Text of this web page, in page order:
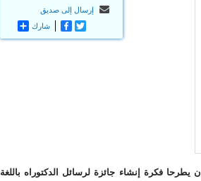
إرسال إلى صديق
شاركFacebookTwitter
فكرة إنشاء جائزة لرسائل الدكتوراه باللغة